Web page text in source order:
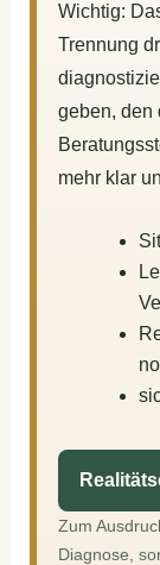
Wichtig:
Trennung
geben, den
mehr klar
Zum
Diagnose,